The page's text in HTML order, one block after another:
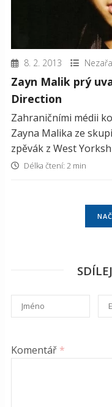
8. 2. 2013
Zayn Malik prý
Direction
Zahraničními médii
Zayna Malika ze
zpěvák z West
Délka čtení: 2 min
Komentář *